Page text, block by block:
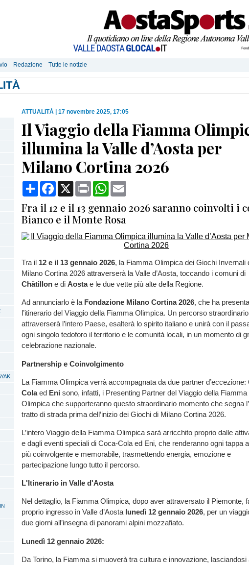
Redazione Tutte le notizie
ATTUALITÀ 17 novembre 2025, 17:05
Il Viaggio della Fiamma
illumina la Valle d’Aosta per
Milano Cortina 2026
CondividiFacebook
X Print WhatsApp
Fra il 12 e il 13 gennaio 2026 saranno coinvolti i
Bianco e il Monte Rosa
Tra il 12 e il 13 gennaio 2026, la Fiamma Olimpica dei Giochi Invernali
Milano Cortina 2026 attraverserà la Valle d’Aosta, toccando i comuni di
Châtillon e di Aostae le due vette più alte della Regione.
Ad annunciarlo è la Fondazione Milano Cortina 2026, che ha
l’itinerario del Viaggio della Fiamma Olimpica. Un percorso straordinario
attraverserà l’intero Paese, esalterà lo spirito italiano e unirà con il
ogni singolo tedoforo il territorio e le comunità locali, in un momento di
celebrazione nazionale.
Partnership e Coinvolgimento
La Fiamma Olimpica verrà accompagnata da due partner d’eccezione:
Colaed Eni sono, infatti, i Presenting Partner del Viaggio della Fiamma
Olimpica che supporteranno questo straordinario momento che segna
tratto di strada prima dell’inizio dei Giochi di Milano Cortina 2026.
L’intero Viaggio della Fiamma Olimpica sarà arricchito proprio dalle
e dagli eventi speciali di Coca-Cola ed Eni, che renderanno ogni tappa
più coinvolgente e memorabile, trasmettendo energia, emozione e
partecipazione lungo tutto il percorso.
L'Itinerario in Valle d'Aosta
Nel dettaglio, la Fiamma Olimpica, dopo aver attraversato il Piemonte,
proprio ingresso in Valle d’Aosta lunedì 12 gennaio 2026, per un
due giorni all’insegna di panorami alpini mozzafiato.
Lunedì 12 gennaio 2026:
Da Torino, la Fiamma si muoverà tra cultura e innovazione, lasciandosi